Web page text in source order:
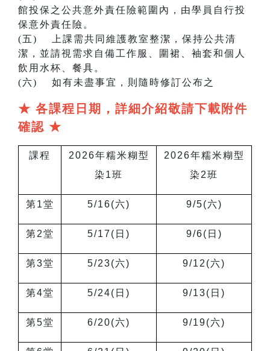
館投保之公共意外責任險範圍內，由學員自行投
保意外責任險。
(五) 上課需共同維護教室整潔，保持公共清
潔，並請視需求自備工作服、圍裙、袖套和個人
飲用水杯、餐具。
(六) 如有未盡事宜，則隨時修訂公布之
★ 各課程日期，詳細介紹敬請下載附件
確認 ★
課程 2026年糯米糊型
染1班
2026年糯米糊型
染2班
第1堂 5/16(六) 9/5(六)
第2堂 5/17( 日) 9/6( 日)
第3堂 5/23(六) 9/12(六)
第4堂 5/24( 日) 9/13( 日)
第5堂 6/20(六) 9/19(六)